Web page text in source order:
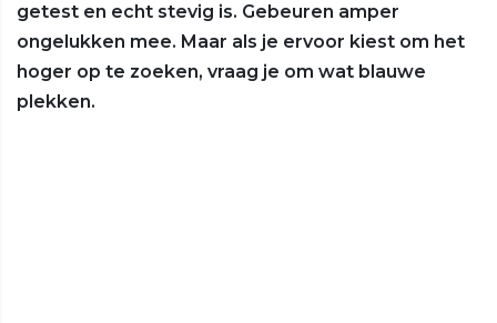
getest en echt stevig is. Gebeuren amper
ongelukken mee. Maar als je ervoor kiest om het
hoger op te zoeken, vraag je om wat blauwe
plekken.